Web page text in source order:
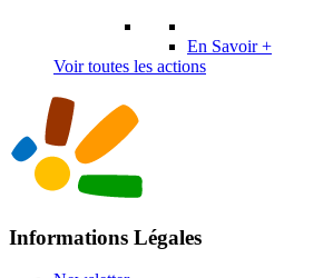
En Savoir +
Voir toutes les actions
Informations Légales